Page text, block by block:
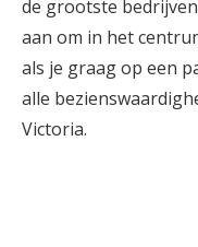
de grootste
aan om in het
als je graag op een
alle
Victoria.